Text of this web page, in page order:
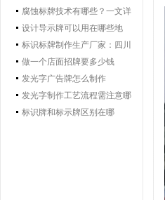
城市视觉新名片
腐蚀标牌技术有哪些？一文详
解行业主流工艺与应用
设计导示牌可以用在哪些地
方？
标识标牌制作生产厂家：四川
零贰捌广告公司的匠心之路
做一个店面招牌要多少钱
发光字广告牌怎么制作
发光字制作工艺流程需注意哪
些
标识牌和标示牌区别在哪